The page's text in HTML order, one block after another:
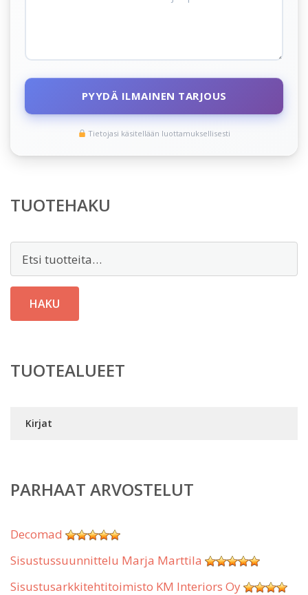
PYYDÄ ILMAINEN TARJOUS
Tietojasi käsitellään luottamuksellisesti
TUOTEHAKU
HAKU
TUOTEALUEET
Kirjat
PARHAAT ARVOSTELUT
Decomad
Sisustussuunnittelu Marja Marttila
Sisustusarkkitehtitoimisto KM Interiors Oy